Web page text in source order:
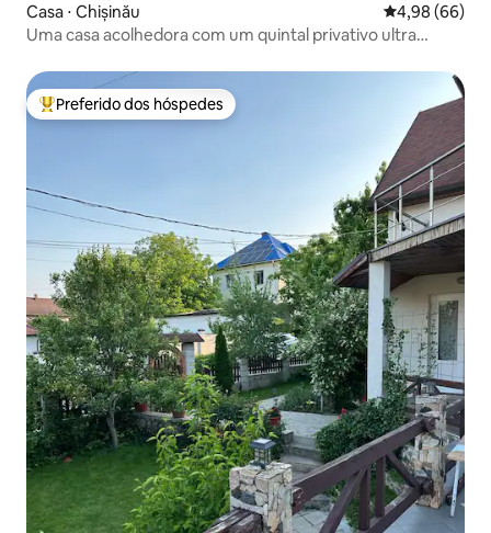
Casa ⋅ Chișinău 4,98 de uma
4,98 (66)
Uma casa acolhedora com um quintal privativo ultra
Entre os melhores preferidos dos hóspedes
Preferido dos hóspedes